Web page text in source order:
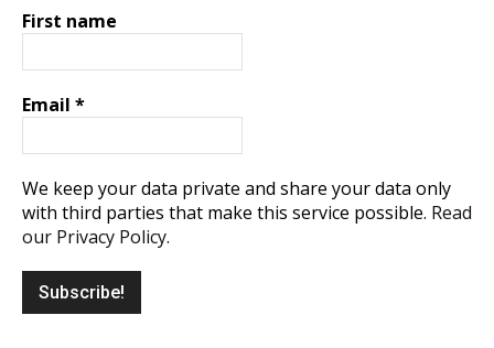
First name
Email *
We keep your data private and share your data only
with third parties that make this service possible. Read
our Privacy Policy.